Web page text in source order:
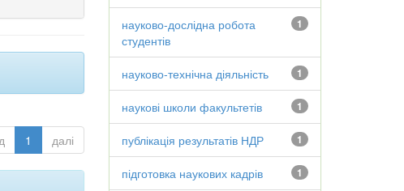
1 далі
1
науково-дослідна робота
студентів
1
науково-технічна діяльність
1
наукові школи факультетів
1
публікація результатів НДР
1
підготовка наукових кадрів